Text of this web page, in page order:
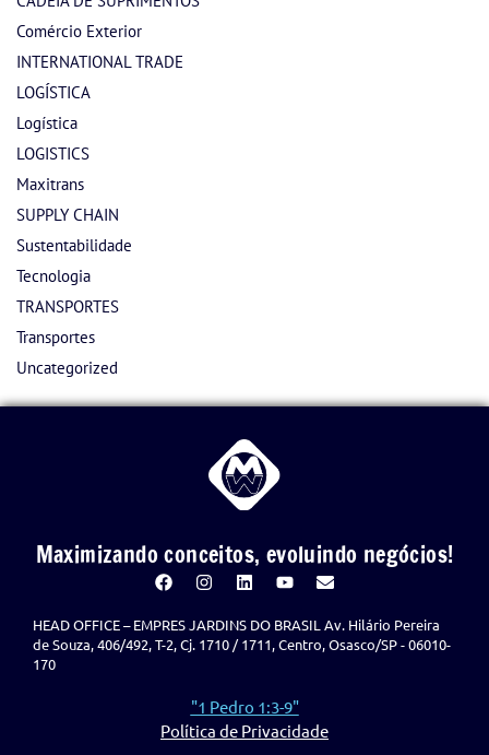
Comércio Exterior
INTERNATIONAL TRADE
LOGÍSTICA
Logística
LOGISTICS
Maxitrans
SUPPLY CHAIN
Sustentabilidade
Tecnologia
TRANSPORTES
Transportes
Uncategorized
Maximizando conceitos, evoluindo negócios!
HEAD OFFICE – EMPRES JARDINS DO BRASIL Av. Hilário Pereira
de Souza, 406/492, T-2, Cj. 1710 / 1711, Centro, Osasco/SP - 06010-
170
"1 Pedro 1:3-9"
Política de Privacidade